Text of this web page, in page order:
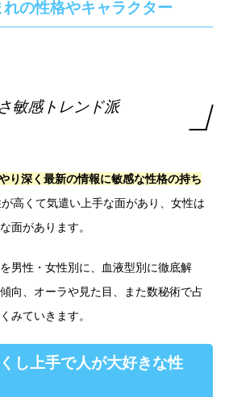
の性格やキャラクター
敏感トレンド派
り深く最新の情報に敏感な性格の持ち
高くて気遣い上手な面があり、女性は
面があります。
男性・女性別に、血液型別に徹底解
向、オーラや見た目、また数秘術で占
みていきます。
し上手で人が大好きな性